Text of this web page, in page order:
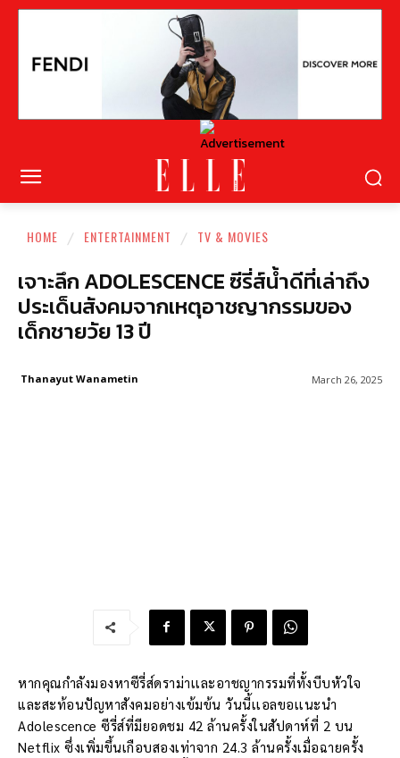
HOME ENTERTAINMENT TV & MOVIES
เจาะลึก ADOLESCENCE ซีรี่ส์น้ำดีที่เล่าถึง
ประเด็นสังคมจากเหตุอาชญากรรมของ
เด็กชายวัย 13 ปี
March 26, 2025
Thanayut Wanametin
หากคุณกำลังมองหาซีรี่ส์ดราม่าเเละอาชญากรรมที่ทั้งบีบหัวใจ
และสะท้อนปัญหาสังคมอย่างเข้มข้น วันนี้เเอลขอเเนะนำ
Adolescence ซีรี่ส์ที่มียอดชม 42 ล้านครั้งในสัปดาห์ที่ 2 บน
Netflix ซึ่งเพิ่มขึ้นเกือบสองเท่าจาก 24.3 ล้านครั้งเมื่อฉายครั้ง